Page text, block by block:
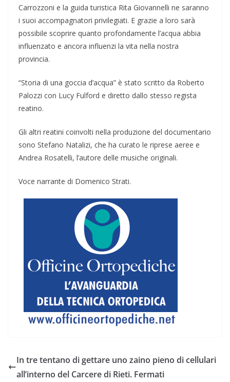
Carrozzoni e la guida turistica Rita Giovannelli ne saranno
i suoi accompagnatori privilegiati. E grazie a loro sarà
possibile scoprire quanto profondamente l’acqua abbia
influenzato e ancora influenzi la vita nella nostra
provincia.
“Storia di una goccia d’acqua” è stato scritto da Roberto
Palozzi con Lucy Fulford e diretto dallo stesso regista
reatino.
Gli altri reatini coinvolti nella produzione del documentario
sono Stefano Natalizi, che ha curato le riprese aeree e
Andrea Rosatelli, l’autore delle musiche originali.
Voce narrante di Domenico Strati.
In tre tentano di gettare uno zaino pieno di cellulari
all’interno del Carcere di Rieti. Fermati